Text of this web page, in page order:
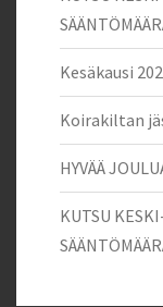
Kesäkausi
Koirakiltan
HYVÄÄ
KUTSU